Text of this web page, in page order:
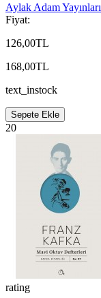
Aylak Adam Yayınları
Fiyat:
126,00TL
168,00TL
text_instock
Sepete Ekle
20
rating